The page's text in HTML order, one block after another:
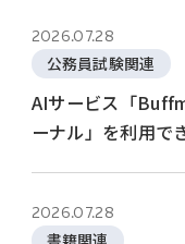
2026.07.28
公務員試験関連
AIサービス「
ーナル」を利用で
2026.07.28